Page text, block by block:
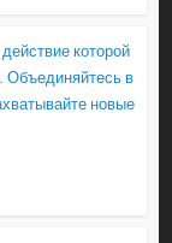
которой
Объединяйтесь в
новые